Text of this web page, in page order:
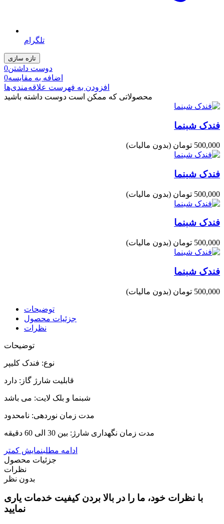
تلگرام
دوست داشتن0
اضافه به مقایسه0
افزودن به فهرست علاقه‌مندی‌ها
محصولاتی که ممکن است دوست داشته باشید
فندک شبنما
500,000 تومان (بدون مالیات)
فندک شبنما
500,000 تومان (بدون مالیات)
فندک شبنما
500,000 تومان (بدون مالیات)
فندک شبنما
500,000 تومان (بدون مالیات)
توضیحات
جزئیات محصول
نظرات
توضیحات
نوع: فندک کلیپر
قابلیت شارژ گاز: دارد
شبنما و بلک لایت: می باشد
مدت زمان نوردهی: نامحدود
مدت زمان نگهداری شارژ: بین 30 الی 60 دقیقه
ادامه مطلبنمایش کمتر
جزئیات محصول
نظرات
بدون نظر
با نظرات خود، ما را در بالا بردن کیفیت خدمات یاری
نمایید